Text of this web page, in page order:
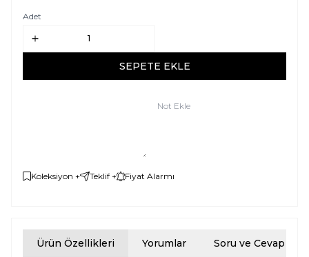
Adet
SEPETE EKLE
Not Ekle
Koleksiyon + Teklif + Fiyat Alarmı
Ürün Özellikleri Yorumlar Soru ve Cevap